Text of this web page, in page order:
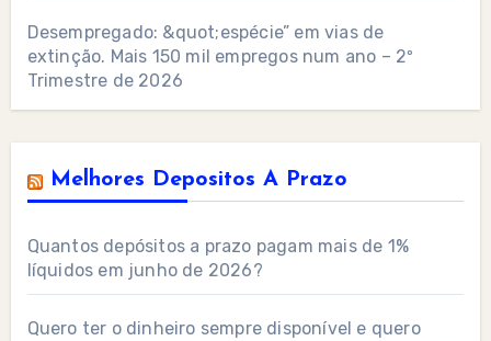
Desempregado: &quot;espécie” em vias de
extinção. Mais 150 mil empregos num ano – 2º
Trimestre de 2026
Melhores Depositos A Prazo
Quantos depósitos a prazo pagam mais de 1%
líquidos em junho de 2026?
Quero ter o dinheiro sempre disponível e quero